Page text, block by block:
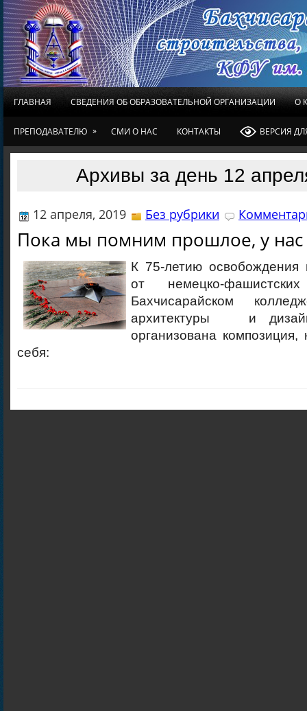
ГЛАВНАЯ СВЕДЕНИЯ ОБ ОБРАЗОВАТЕЛЬНОЙ ОРГАНИЗАЦИИ О
ПРЕПОДАВАТЕЛЮ » СМИ О НАС КОНТАКТЫ ВЕРСИЯ
Архивы за день 12
12 апреля, 2019 Без рубрики
Пока мы помним прошлое, у нас
К 75-летию освобождения
от немецко-
Бахчисарайском
архитектуры и
организована композиция,
себя: